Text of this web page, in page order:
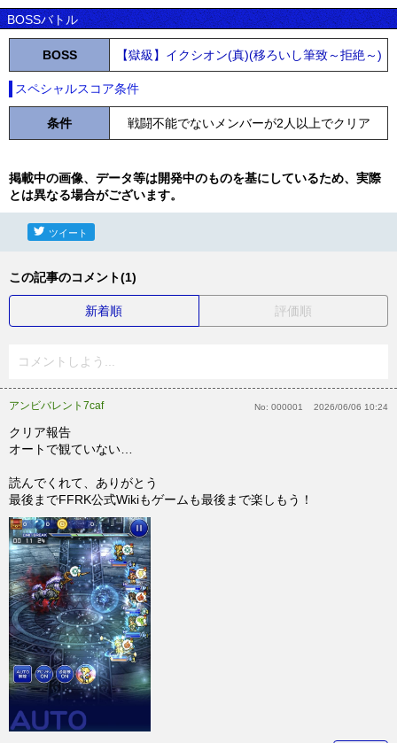
BOSSバトル
BOSS 【獄級】イクシオン(真)(移ろいし筆致～拒絶～)
スペシャルスコア条件
条件 戦闘不能でないメンバーが2人以上でクリア
掲載中の画像、データ等は開発中のものを基にしているため、実際
とは異なる場合がございます。
ツイート
この記事のコメント(1)
新着順 評価順
コメントしよう...
アンビバレント7caf No: 000001 2026/06/06 10:24
クリア報告
オートで観ていない…
読んでくれて、ありがとう
最後までFFRK公式Wikiもゲームも最後まで楽しもう！